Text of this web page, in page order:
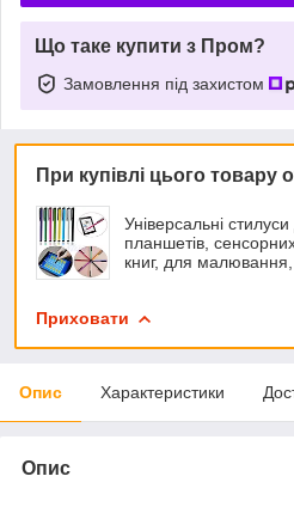
Що таке купити з Пром?
Замовлення під захистом
При купівлі цього товару
Універсальні
планшетів,
книг, для малювання,
Приховати
Опис Характеристики
Опис